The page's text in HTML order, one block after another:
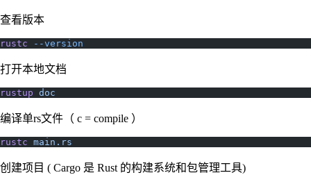
查看版本
rustc --version
打开本地文档
rustup doc
编译单rs文件（ c = compile ）
rustc main.rs
创建项目 ( Cargo 是 Rust 的构建系统和包管理工具)